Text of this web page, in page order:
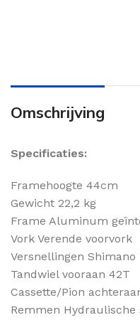
Omschrijving
Specificaties:
Framehoogte 44cm
Gewicht 22,2 kg
Frame Aluminum
Vork Verende voorvork
Versnellingen Shimano
Tandwiel vooraan 42T
Cassette/Pion
Remmen Hydraulische